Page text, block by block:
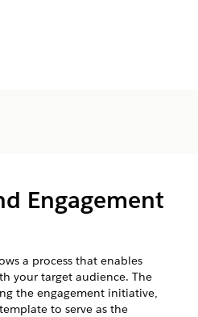
Engagement
a process that enables
your target audience. The
the engagement initiative,
to serve as the